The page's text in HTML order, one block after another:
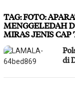
TAG:FOTO:
MENGGELEDAH
MIRAS JENIS CAP
di